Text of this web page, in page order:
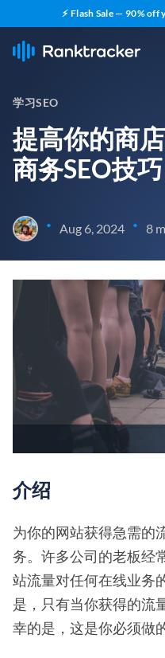
⚡ Flash Sale — 90%
学习SEO
提高你的商
商务SEO技巧
• Aug 6, 2024 • 8
介绍
为你的网站获得急需的
务。许多公司的老板经
站流量对任何在线业务
是，只有当你获得的流
幸的是，这是你必须做